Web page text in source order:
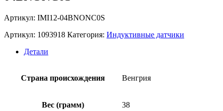
Артикул: IMI12-04BNONC0S
Артикул: 1093918 Категория: Индуктивные датчики
Детали
Страна происхождения Венгрия
Вес (грамм) 38